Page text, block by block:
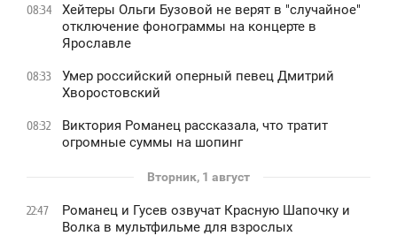
08:34
Хейтеры Ольги Бузовой не верят в "случайное"
отключение фонограммы на концерте в
Ярославле
08:33
Умер российский оперный певец Дмитрий
Хворостовский
08:32
Виктория Романец рассказала, что тратит
огромные суммы на шопинг
Вторник, 1 август
22:47
Романец и Гусев озвучат Красную Шапочку и
Волка в мультфильме для взрослых